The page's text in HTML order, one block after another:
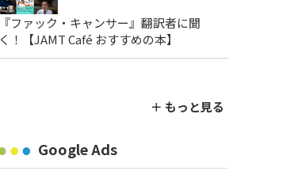
『ファック・キャンサー』翻訳者に聞
く！【JAMT Café おすすめの本】
＋ もっと見る
Google Ads